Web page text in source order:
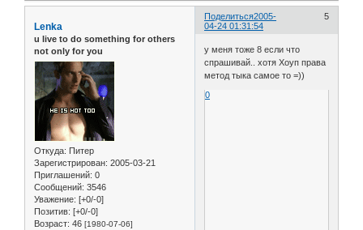
Поделиться 5
2005-
04-24 01:31:54
Lenka
u live to do something for others
not only for you
Откуда: Питер
Зарегистрирован: 2005-03-21
Приглашений: 0
Сообщений: 3546
Уважение: [+0/-0]
Позитив: [+0/-0]
Возраст: 46 [1980-07-06]
у меня тоже 8 если что
спрашивай.. хотя Хоуп права
метод тыка самое то =))
0